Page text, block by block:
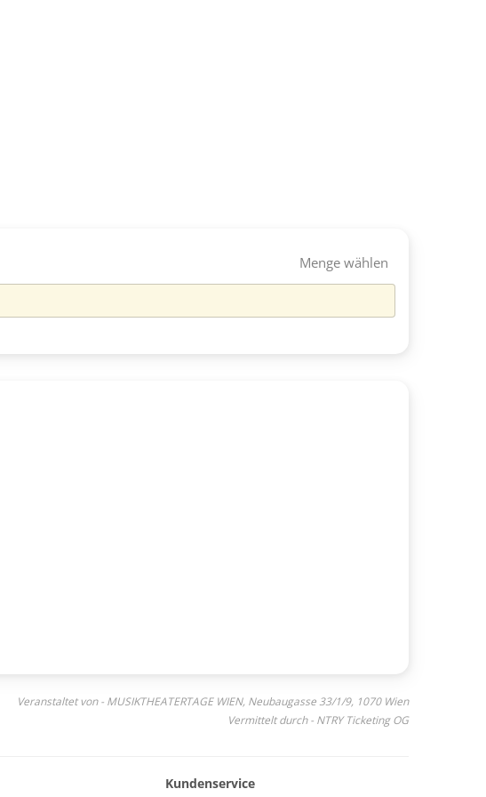
Menge wählen
Veranstaltet von - MUSIKTHEATERTAGE WIEN, Neubaugasse 33/1/9, 1070 Wien
Vermittelt durch - NTRY Ticketing OG
Kundenservice